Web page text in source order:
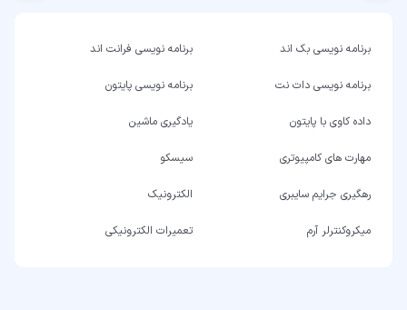
برنامه نویسی بک اند برنامه نویسی فرانت اند
برنامه نویسی دات نت برنامه نویسی پایتون
داده کاوی با پایتون یادگیری ماشین
مهارت های کامپیوتری سیسکو
رهگیری جرایم سایبری الکترونیک
میکروکنترلر آرم تعمیرات الکترونیکی